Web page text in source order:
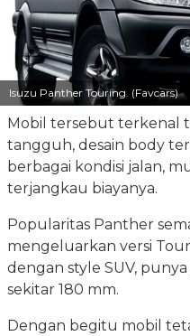
Isuzu Panther Touring. (Favcars)
Mobil tersebut terkenal
tangguh, desain body
berbagai kondisi jalan,
terjangkau biayanya.
Popularitas Panther
mengeluarkan versi
dengan style SUV,
sekitar 180 mm.
Dengan begitu mobil